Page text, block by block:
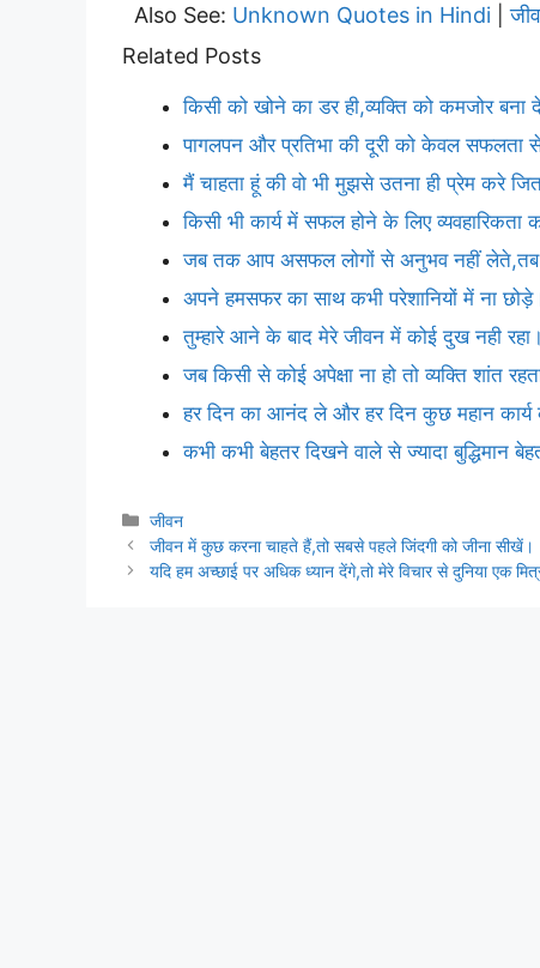
Also See: Unknown Quotes in Hindi |
Related Posts
किसी को खोने का डर ही,व्यक्ति को कमजोर बना
पागलपन और प्रतिभा की दूरी को केवल सफलता से
मैं चाहता हूं की वो भी मुझसे उतना ही प्रेम करे
किसी भी कार्य में सफल होने के लिए व्यवहारिकता
जब तक आप असफल लोगों से अनुभव नहीं
अपने हमसफर का साथ कभी परेशानियों में ना
तुम्हारे आने के बाद मेरे जीवन में कोई दुख नही रहा।
जब किसी से कोई अपेक्षा ना हो तो व्यक्ति शांत
हर दिन का आनंद ले और हर दिन कुछ महान कार्य
कभी कभी बेहतर दिखने वाले से ज्यादा बुद्धिमान
Categories
जीवन
जीवन में कुछ करना चाहते हैं,तो सबसे पहले जिंदगी को जीना सीखें।
यदि हम अच्छाई पर अधिक ध्यान देंगे,तो मेरे विचार से दुनिया एक